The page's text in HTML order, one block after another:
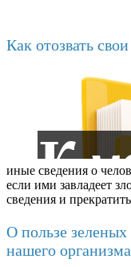
Как отозвать
иные сведения о
если ими завладеет
сведения и
О пользе зеленых
нашего организма